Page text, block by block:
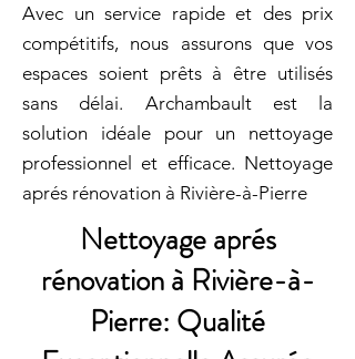
Avec un service rapide et des prix
compétitifs, nous assurons que vos
espaces soient prêts à être utilisés
sans délai. Archambault est la
solution idéale pour un nettoyage
professionnel et efficace. Nettoyage
aprés rénovation à Rivière-à-Pierre
Nettoyage aprés
rénovation à Rivière-à-
Pierre: Qualité